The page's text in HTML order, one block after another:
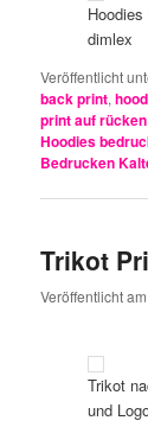
dimlex
Veröffentlicht
back print,
print auf rücken
Hoodies
Bedrucken
Trikot
Veröffentlicht
Trikot
und